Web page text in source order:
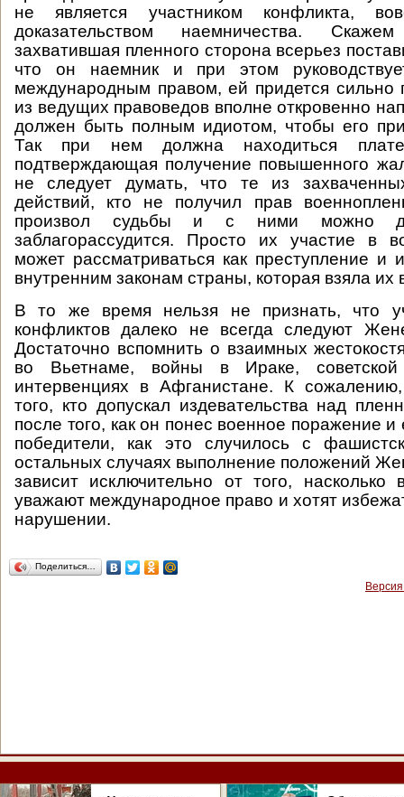
не является участником конфликта,
доказательством наемничества.
захватившая пленного сторона всерьез
что он наемник и при этом
международным правом, ей придется сильно
из ведущих правоведов вполне откровенно
должен быть полным идиотом, чтобы его
Так при нем должна находиться
подтверждающая получение повышенного
не следует думать, что те из
действий, кто не получил прав
произвол судьбы и с ними можно
заблагорассудится. Просто их участие в
может рассматриваться как преступление и
внутренним законам страны, которая взяла их
В то же время нельзя не признать, что
конфликтов далеко не всегда следуют
Достаточно вспомнить о взаимных
во Вьетнаме, войны в Ираке, советской
интервенциях в Афганистане. К
того, кто допускал издевательства над
после того, как он понес военное поражение
победители, как это случилось с
остальных случаях выполнение положений
зависит исключительно от того,
уважают международное право и хотят
нарушении.
Поделиться…